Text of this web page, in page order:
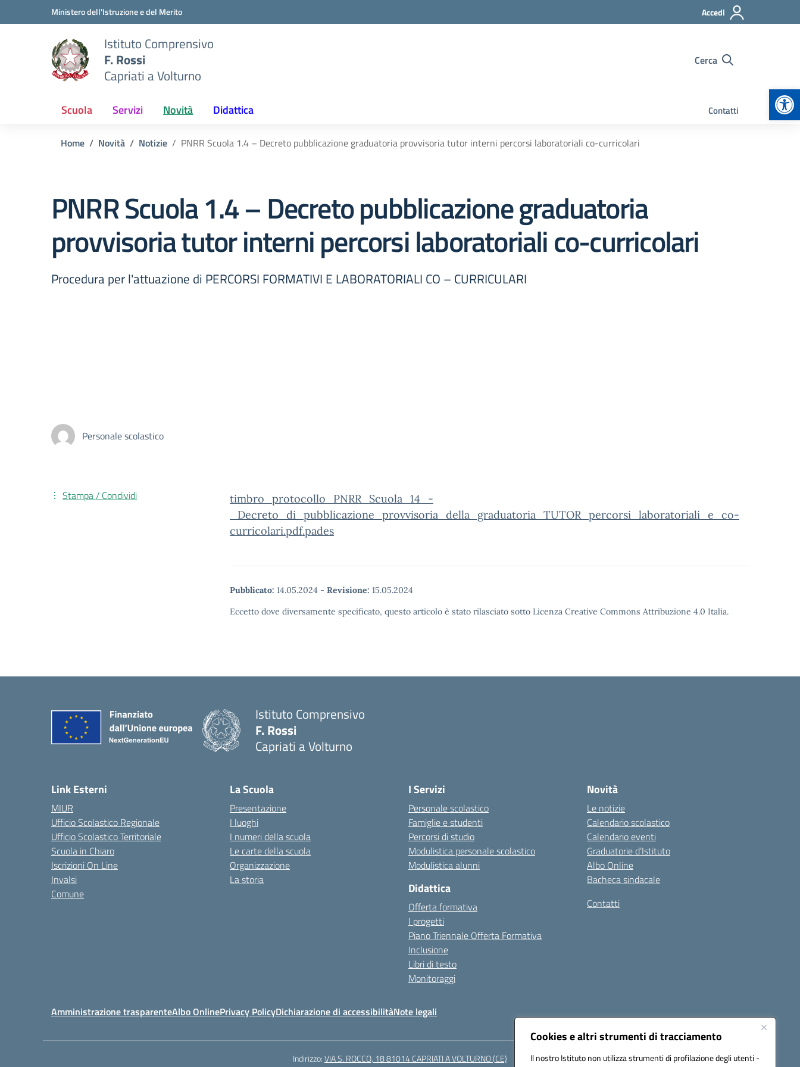
Cookies e altri strumenti di tracciamento
Il nostro Istituto non utilizza strumenti di profilazione degli utenti -
Vai ai contenuti
Vai al menu di navigazioneMinistero dell'Istruzione e del Merito Accedi
Istituto Comprensivo
F. Rossi
Capriati a Volturno
Cerca
Scuola Servizi Novità Didattica Contatti
Home Novità Notizie PNRR Scuola 1.4 – Decreto pubblicazione graduatoria provvisoria tutor interni percorsi laboratoriali co-curricolari
PNRR Scuola 1.4 – Decreto pubblicazione graduatoria
provvisoria tutor interni percorsi laboratoriali co-curricolari
Procedura per l'attuazione di PERCORSI FORMATIVI E LABORATORIALI CO – CURRICULARI
Personale scolastico
timbro_protocollo_PNRR_Scuola_14_-
_Decreto_di_pubblicazione_provvisoria_della_graduatoria_TUTOR_percorsi_laboratoriali_e_co-
curricolari.pdf.pades
Pubblicato: 14.05.2024 - Revisione: 15.05.2024
Eccetto dove diversamente specificato, questo articolo è stato rilasciato sotto Licenza Creative Commons Attribuzione 4.0 Italia.
Stampa / Condividi
Istituto Comprensivo
F. Rossi
Capriati a Volturno
Link Esterni
MIUR
Ufficio Scolastico Regionale
Ufficio Scolastico Territoriale
Scuola in Chiaro
Iscrizioni On Line
Invalsi
Comune
La Scuola
Presentazione
I luoghi
I numeri della scuola
Le carte della scuola
Organizzazione
La storia
I Servizi
Personale scolastico
Famiglie e studenti
Percorsi di studio
Modulistica personale scolastico
Modulistica alunni
Didattica
Offerta formativa
I progetti
Piano Triennale Offerta Formativa
Inclusione
Libri di testo
Monitoraggi
Novità
Le notizie
Calendario scolastico
Calendario eventi
Graduatorie d’Istituto
Albo Online
Bacheca sindacale
Contatti
Amministrazione trasparenteAlbo OnlinePrivacy PolicyDichiarazione di accessibilitàNote legali
Indirizzo:VIA S. ROCCO, 18 81014 CAPRIATI A VOLTURNO (CE)